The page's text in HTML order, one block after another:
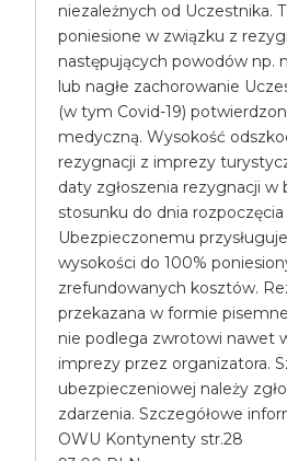
niezależnych od Uczestnika.
poniesione w związku z
następujących powodów np.
lub nagłe zachorowanie
(w tym Covid-19)
medyczną. Wysokość
rezygnacji z imprezy
daty zgłoszenia rezygnacji w
stosunku do dnia
Ubezpieczonemu
wysokości do 100%
zrefundowanych kosztów.
przekazana w formie
nie podlega zwrotowi nawet
imprezy przez organizatora.
ubezpieczeniowej należy
zdarzenia. Szczegółowe
OWU Kontynenty str.28